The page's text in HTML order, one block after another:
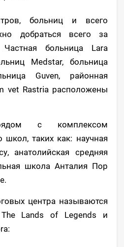
больниц и всего
добраться всего за
больница Lara
Medstar, больница
Guven, районная
vet Rastria расположены
с комплексом
таких как: научная
анатолийская средняя
школа Анталия Пор
центра называются
Lands of Legends и